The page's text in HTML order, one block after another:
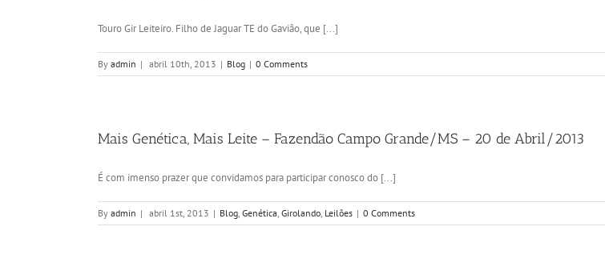
Touro Gir Leiteiro. Filho de Jaguar TE do Gavião, que [...]
By admin | abril 10th, 2013 | Blog | 0 Comments
Mais Genética, Mais Leite – Fazendão Campo Grande/MS – 20 de Abril/2013
É com imenso prazer que convidamos para participar conosco do [...]
By admin | abril 1st, 2013 | Blog, Genética, Girolando, Leilões | 0 Comments